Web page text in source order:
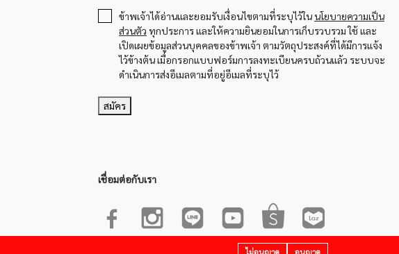
ข้าพเจ้าได้อ่านและยอมรับเงื่อนไขตามที่ระบุไว้ในนโยบายความเป็น
ส่วนตัว ทุกประการ และให้ความยินยอมในการเก็บรวบรวม ใช้ และ
เปิดเผยข้อมูลส่วนบุคคลของข้าพเจ้า ตามวัตถุประสงค์ที่ได้มีการแจ้ง
ไว้ข้างต้น เมื่อกรอกแบบฟอร์มการลงทะเบียนครบถ้วนแล้ว ระบบจะ
ดำเนินการส่งอีเมลตามที่อยู่อีเมลที่ระบุไว้
สมัคร
เชื่อมต่อกับเรา
by